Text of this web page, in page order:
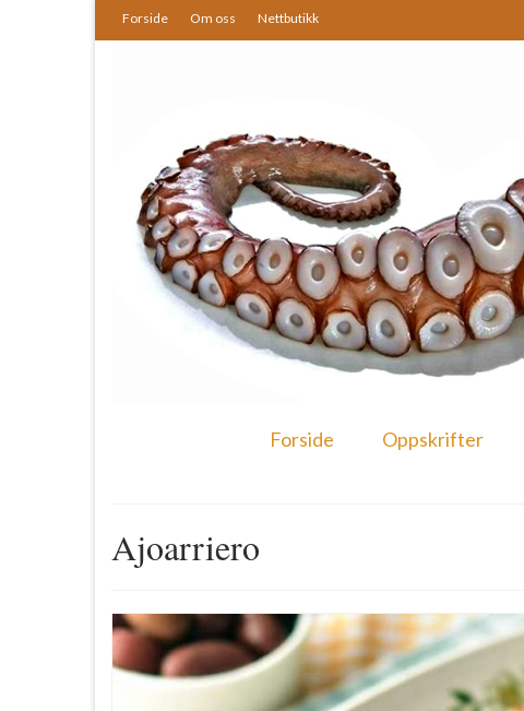
Forside Om oss Nettbutikk
Forside Oppskrifter
Ajoarriero